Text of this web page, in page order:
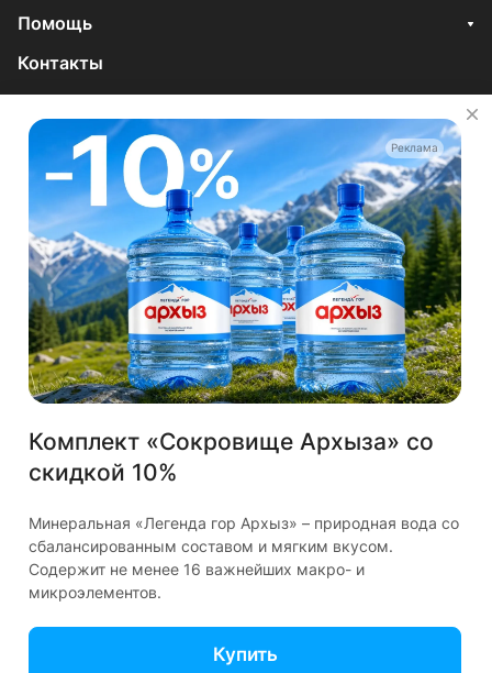
Помощь
Контакты
8 495 921-34-34
Отдел продаж
zakaz@vodovoz.ru
Для поставщиков
714@vodovoz.ru
Отдел рекламы
reklama@vodovoz.ru
Москва, Волгоградский проспект, д.42
Мы в соцсетях
© 2026 Водовоз.RU
КонфиденциальностьОферта
Используем куки и рекомендательные
технологии для улучшения работы сайта
Пользуясь сайтом Vodovoz.ru, вы соглашаетесь на
использованиефайлов куки
Реклама
Комплект «Сокровище Архыза» со
скидкой 10%
Минеральная «Легенда гор Архыз» – природная вода со
сбалансированным составом и мягким вкусом.
Содержит не менее 16 важнейших макро- и
микроэлементов.
Купить